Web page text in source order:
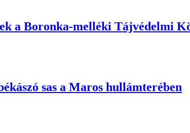
a Boronka-melléki Tájvédelmi
sas a Maros hullámterében